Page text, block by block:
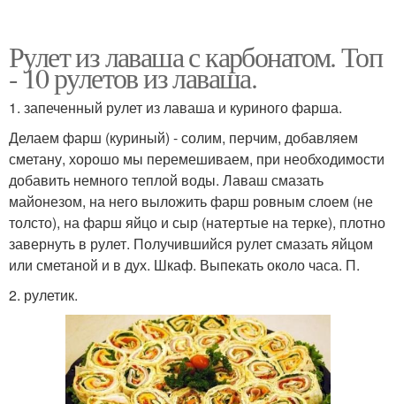
Рулет из лаваша с карбонатом. Топ
- 10 рулетов из лаваша.
1. запеченный рулет из лаваша и куриного фарша.
Делаем фарш (куриный) - солим, перчим, добавляем
сметану, хорошо мы перемешиваем, при необходимости
добавить немного теплой воды. Лаваш смазать
майонезом, на него выложить фарш ровным слоем (не
толсто), на фарш яйцо и сыр (натертые на терке), плотно
завернуть в рулет. Получившийся рулет смазать яйцом
или сметаной и в дух. Шкаф. Выпекать около часа. П.
2. рулетик.